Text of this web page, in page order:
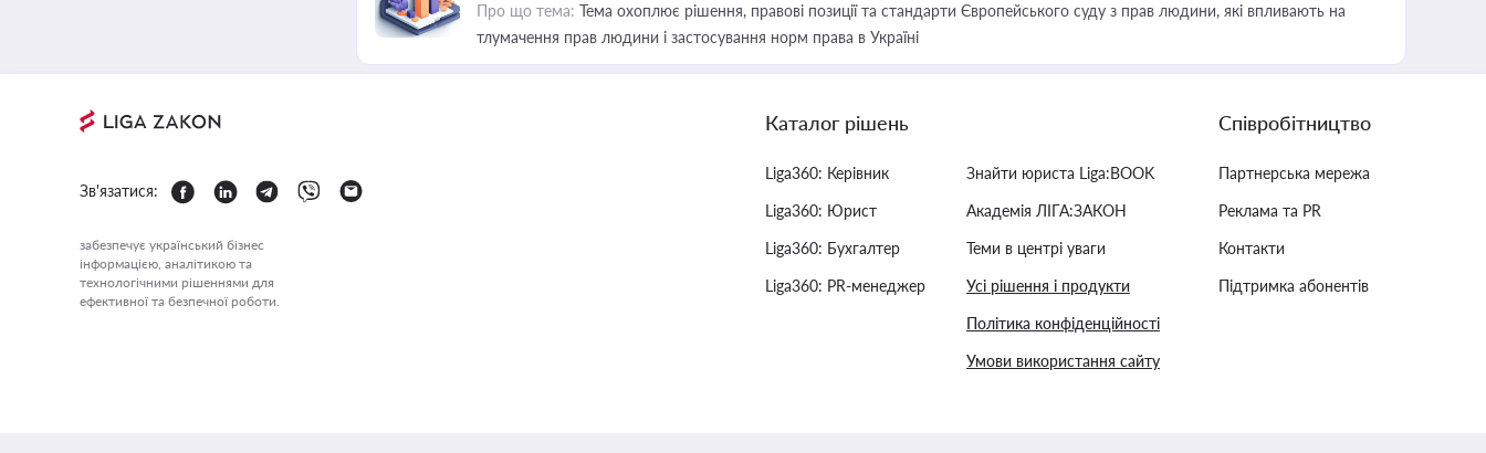
Про що тема: Тема охоплює рішення, правові позиції та стандарти Європейського суду з прав людини, які впливають на
тлумачення прав людини і застосування норм права в Україні
Зв'язатися:
забезпечує український бізнес
інформацією, аналітикою та
технологічними рішеннями для
ефективної та безпечної роботи.
Каталог рішень
Liga360: Керівник
Liga360: Юрист
Liga360: Бухгалтер
Liga360: PR-менеджер
Знайти юриста Liga:BOOK
Академія ЛІГА:ЗАКОН
Теми в центрі уваги
Усі рішення і продукти
Політика конфіденційності
Умови використання сайту
Співробітництво
Партнерська мережа
Реклама та PR
Контакти
Підтримка абонентів